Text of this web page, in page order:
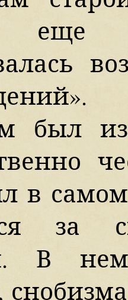
был
в
за
В